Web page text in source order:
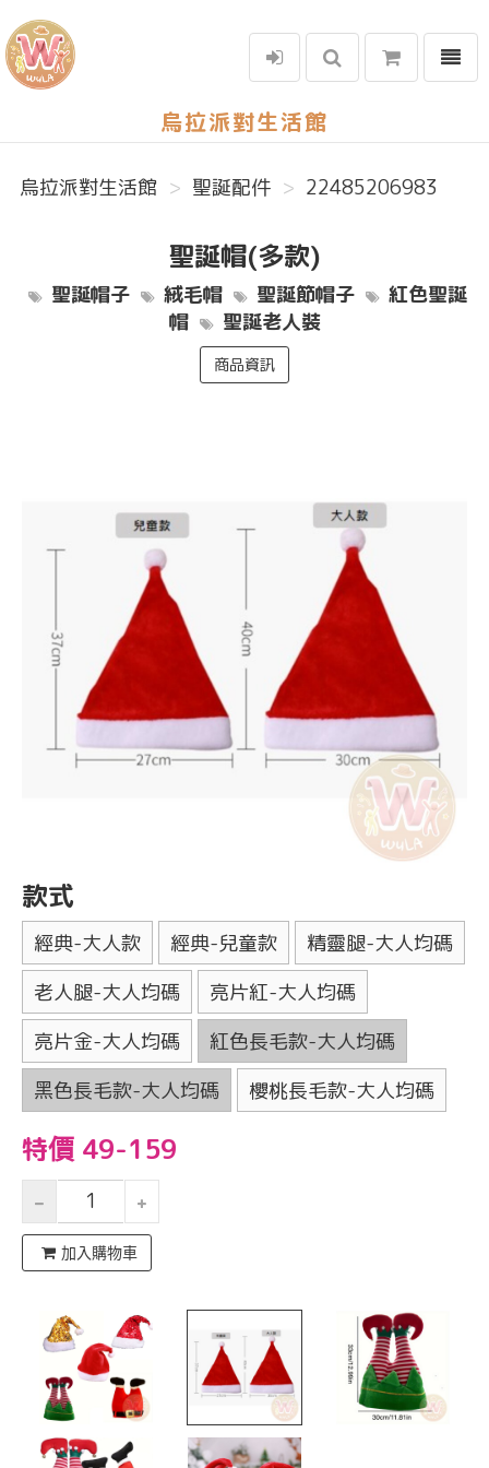
烏拉派對生活館
選單
烏拉派對生活館 聖誕配件 22485206983
聖誕帽(多款)
聖誕帽子 絨毛帽 聖誕節帽子
紅色聖誕
帽
聖誕老人裝
商品資訊
款式
經典-大人款 經典-兒童款
精靈腿-大人均碼
老人腿-大人均碼
亮片紅-大人均碼
亮片金-大人均碼
紅色長毛款-大人均碼
黑色長毛款-大人均碼
櫻桃長毛款-大人均碼
特價 49-159
加入購物車